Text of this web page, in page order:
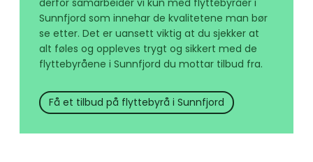
Sunnfjord som innehar de kvalitetene man bør
se etter. Det er uansett viktig at du sjekker at
alt føles og oppleves trygt og sikkert med de
flyttebyråene i Sunnfjord du mottar tilbud fra.
Få et tilbud på flyttebyrå i Sunnfjord